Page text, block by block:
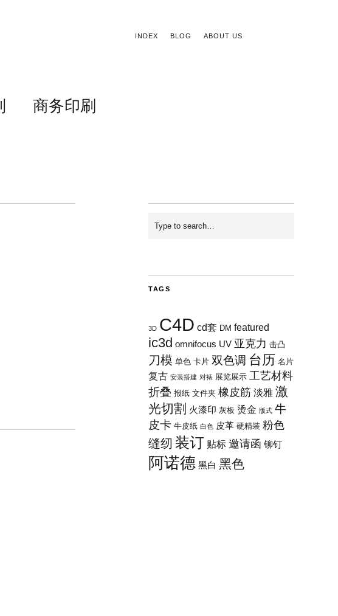
INDEX BLOG ABOUT US
商务印刷
TAGS
3D C4D cd套 DM featured
ic3d omnifocus UV 亚克力 击凸
刀模 单色 卡片 双色调 台历 名片
复古 安装搭建 对裱 展览展示 工艺材料
折叠 报纸 文件夹 橡皮筋 淡雅 激
光切割 火漆印 灰板 烫金 版式 牛
皮卡 牛皮纸 白色 皮革 硬精装 粉色
缝纫 装订 贴标 邀请函 铆钉
阿诺德 黑白 黑色